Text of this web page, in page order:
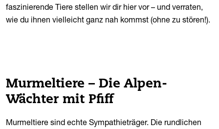
faszinierende Tiere stellen wir dir hier vor – und verraten,
wie du ihnen vielleicht ganz nah kommst (ohne zu stören!).
Murmeltiere – Die Alpen-
Wächter mit Pfiff
Murmeltiere sind echte Sympathieträger. Die rundlichen